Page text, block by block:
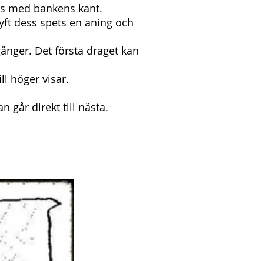
med bänkens kant.
dess spets en aning och
Det första draget kan
höger visar.
går direkt till nästa.